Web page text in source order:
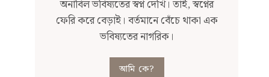
অনাবিল ভবিষ্যতের স্বপ্ন দেখি। তাই, স্বপ্নের
ফেরি করে বেড়াই। বর্তমানে বেঁচে থাকা এক
ভবিষ্যতের নাগরিক।
আমি কে?